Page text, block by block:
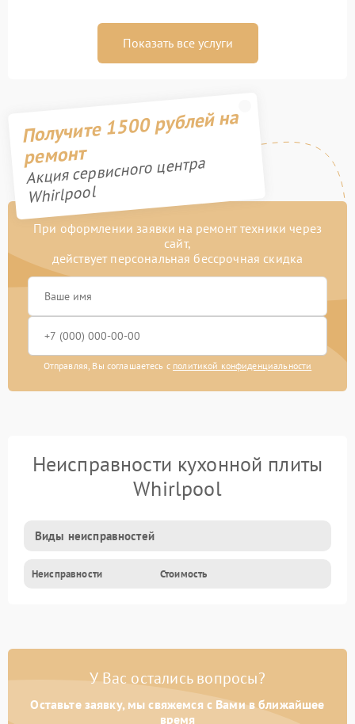
Показать все услуги
Получите 1500 рублей на
ремонт
Акция сервисного центра
Whirlpool
При оформлении заявки на ремонт техники через
сайт,
действует персональная бессрочная скидка
Отправляя, Вы соглашаетесь с политикой конфиденциальности
Неисправности кухонной плиты
Whirlpool
Виды неисправностей
Неисправности Стоимость
У Вас остались вопросы?
Оставьте заявку, мы свяжемся с Вами в ближайшее
время